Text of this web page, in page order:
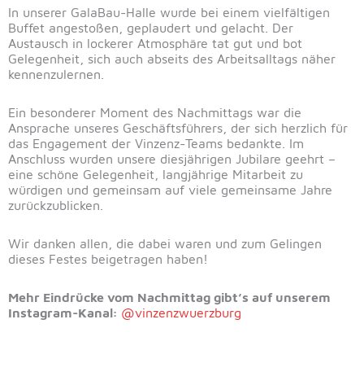
In unserer GalaBau-Halle wurde bei einem vielfältigen
Buffet angestoßen, geplaudert und gelacht. Der
Austausch in lockerer Atmosphäre tat gut und bot
Gelegenheit, sich auch abseits des Arbeitsalltags näher
kennenzulernen.
Ein besonderer Moment des Nachmittags war die
Ansprache unseres Geschäftsführers, der sich herzlich für
das Engagement der Vinzenz-Teams bedankte. Im
Anschluss wurden unsere diesjährigen Jubilare geehrt –
eine schöne Gelegenheit, langjährige Mitarbeit zu
würdigen und gemeinsam auf viele gemeinsame Jahre
zurückzublicken.
Wir danken allen, die dabei waren und zum Gelingen
dieses Festes beigetragen haben!
Mehr Eindrücke vom Nachmittag gibt’s auf unserem
Instagram-Kanal: @vinzenzwuerzburg